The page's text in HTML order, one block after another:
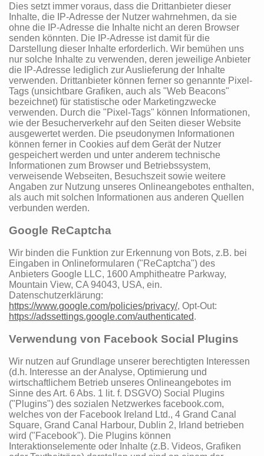
Dies setzt immer voraus, dass die Drittanbieter dieser
Inhalte, die IP-Adresse der Nutzer wahrnehmen, da sie
ohne die IP-Adresse die Inhalte nicht an deren Browser
senden könnten. Die IP-Adresse ist damit für die
Darstellung dieser Inhalte erforderlich. Wir bemühen uns
nur solche Inhalte zu verwenden, deren jeweilige Anbieter
die IP-Adresse lediglich zur Auslieferung der Inhalte
verwenden. Drittanbieter können ferner so genannte Pixel-
Tags (unsichtbare Grafiken, auch als "Web Beacons"
bezeichnet) für statistische oder Marketingzwecke
verwenden. Durch die "Pixel-Tags" können Informationen,
wie der Besucherverkehr auf den Seiten dieser Website
ausgewertet werden. Die pseudonymen Informationen
können ferner in Cookies auf dem Gerät der Nutzer
gespeichert werden und unter anderem technische
Informationen zum Browser und Betriebssystem,
verweisende Webseiten, Besuchszeit sowie weitere
Angaben zur Nutzung unseres Onlineangebotes enthalten,
als auch mit solchen Informationen aus anderen Quellen
verbunden werden.
Google ReCaptcha
Wir binden die Funktion zur Erkennung von Bots, z.B. bei
Eingaben in Onlineformularen ("ReCaptcha") des
Anbieters Google LLC, 1600 Amphitheatre Parkway,
Mountain View, CA 94043, USA, ein.
Datenschutzerklärung:
https://www.google.com/policies/privacy/, Opt-Out:
https://adssettings.google.com/authenticated.
Verwendung von Facebook Social Plugins
Wir nutzen auf Grundlage unserer berechtigten Interessen
(d.h. Interesse an der Analyse, Optimierung und
wirtschaftlichem Betrieb unseres Onlineangebotes im
Sinne des Art. 6 Abs. 1 lit. f. DSGVO) Social Plugins
("Plugins") des sozialen Netzwerkes facebook.com,
welches von der Facebook Ireland Ltd., 4 Grand Canal
Square, Grand Canal Harbour, Dublin 2, Irland betrieben
wird ("Facebook"). Die Plugins können
Interaktionselemente oder Inhalte (z.B. Videos, Grafiken